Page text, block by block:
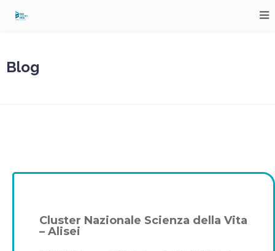
Blog
Cluster Nazionale Scienza della Vita
– Alisei